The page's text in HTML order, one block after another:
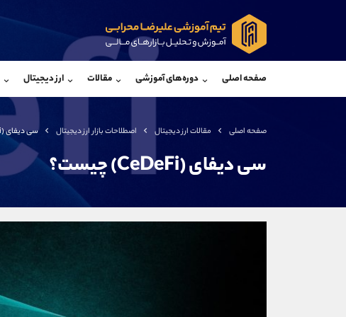
صفحه اصلی دوره‌های آموزشی مقالات ارز دیجیتال
صفحه اصلی مقالات ارز دیجیتال اصطلاحات بازار ارز دیجیتال سی دیفای (CeDeFi) چیست؟
سی دیفای (CeDeFi) چیست؟
@Armteam_admin_103
واتساپ
تلفن